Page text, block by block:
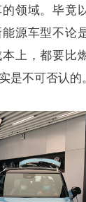
领域。毕竟
源车型不论
上，都要比
是不可否认的